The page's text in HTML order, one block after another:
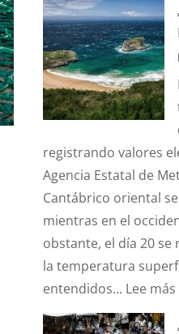
registrando valores
Agencia Estatal de
Cantábrico oriental
mientras en el
obstante, el día 20
la temperatura
entendidos... Lee más